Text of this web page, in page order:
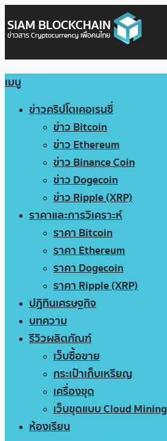
เมนู
ข่าวคริปโตเคอเรนซี่
ข่าว Bitcoin
ข่าว Ethereum
ข่าว Binance Coin
ข่าว Dogecoin
ข่าว Ripple (XRP)
ราคาและการวิเคราะห์
ราคา Bitcoin
ราคา Ethereum
ราคา Dogecoin
ราคา Ripple (XRP)
ปฏิทินเศรษฐกิจ
บทความ
รีวิวผลิตภัณฑ์
เว็บซื้อขาย
กระเป๋าเก็บเหรียญ
เครื่องขุด
เว็บขุดแบบ Cloud Mining
ห้องเรียน